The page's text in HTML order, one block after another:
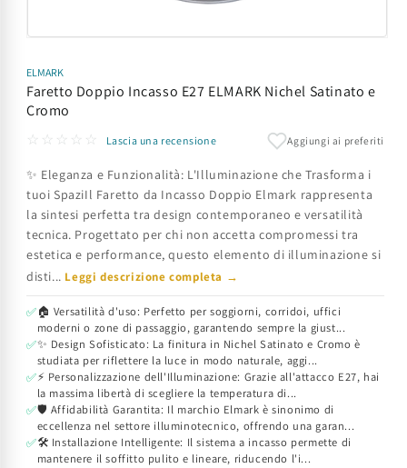
multimediali
1
in
finestra
ELMARK
Faretto Doppio Incasso E27 ELMARK Nichel Satinato e
Cromo
☆☆☆☆☆
Lascia una recensione Aggiungi ai preferiti
✨ Eleganza e Funzionalità: L'Illuminazione che Trasforma i
tuoi SpaziIl Faretto da Incasso Doppio Elmark rappresenta
la sintesi perfetta tra design contemporaneo e versatilità
tecnica. Progettato per chi non accetta compromessi tra
estetica e performance, questo elemento di illuminazione si
disti... Leggi descrizione completa →
✅🏠 Versatilità d'uso: Perfetto per soggiorni, corridoi, uffici
moderni o zone di passaggio, garantendo sempre la giust...
✅✨ Design Sofisticato: La finitura in Nichel Satinato e Cromo è
studiata per riflettere la luce in modo naturale, aggi...
✅⚡ Personalizzazione dell'Illuminazione: Grazie all'attacco E27, hai
la massima libertà di scegliere la temperatura di...
✅🛡️ Affidabilità Garantita: Il marchio Elmark è sinonimo di
eccellenza nel settore illuminotecnico, offrendo una garan...
✅🛠️ Installazione Intelligente: Il sistema a incasso permette di
mantenere il soffitto pulito e lineare, riducendo l'i...